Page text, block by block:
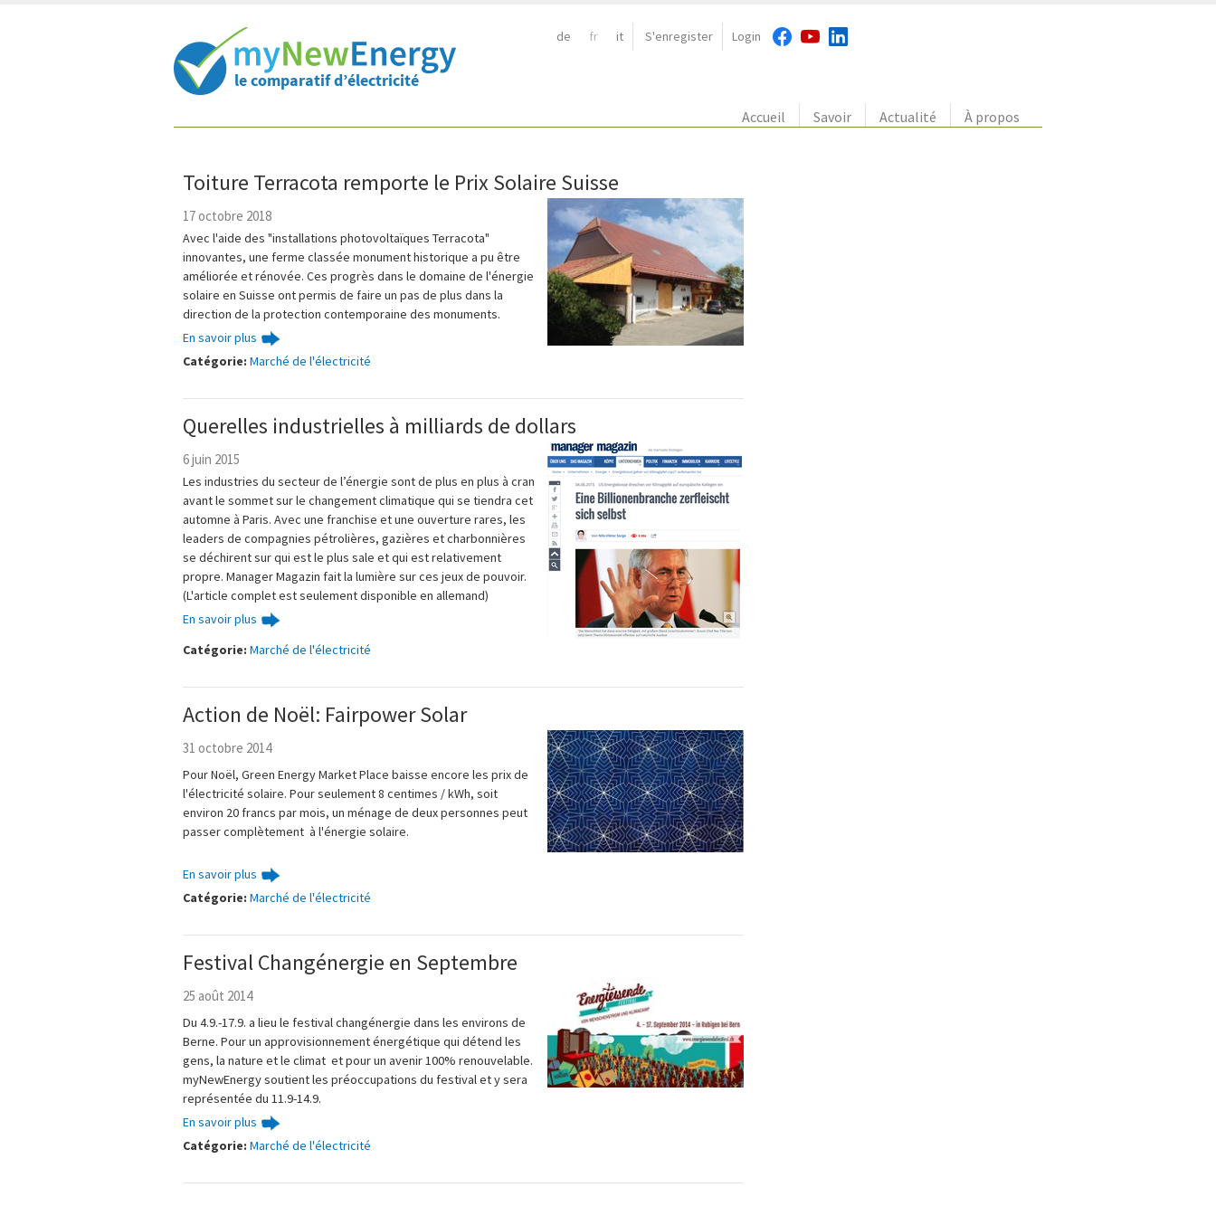
de fr it S'enregister Login
Accueil Savoir Actualité À propos
Toiture Terracota remporte le Prix Solaire Suisse
17 octobre 2018
Avec l'aide des "installations photovoltaïques Terracota"
innovantes, une ferme classée monument historique a pu être
améliorée et rénovée. Ces progrès dans le domaine de l'énergie
solaire en Suisse ont permis de faire un pas de plus dans la
direction de la protection contemporaine des monuments.
En savoir plus
Catégorie: Marché de l'électricité
Querelles industrielles à milliards de dollars
6 juin 2015
Les industries du secteur de l’énergie sont de plus en plus à cran
avant le sommet sur le changement climatique qui se tiendra cet
automne à Paris. Avec une franchise et une ouverture rares, les
leaders de compagnies pétrolières, gazières et charbonnières
se déchirent sur qui est le plus sale et qui est relativement
propre. Manager Magazin fait la lumière sur ces jeux de pouvoir.
(L'article complet est seulement disponible en allemand)
En savoir plus
Catégorie: Marché de l'électricité
Action de Noël: Fairpower Solar
31 octobre 2014
Pour Noël, Green Energy Market Place baisse encore les prix de
l'électricité solaire. Pour seulement 8 centimes / kWh, soit
environ 20 francs par mois, un ménage de deux personnes peut
passer complètement à l'énergie solaire.
En savoir plus
Catégorie: Marché de l'électricité
Festival Changénergie en Septembre
25 août 2014
Du 4.9.-17.9. a lieu le festival changénergie dans les environs de
Berne. Pour un approvisionnement énergétique qui détend les
gens, la nature etle climat et pour un avenir 100% renouvelable.
myNewEnergy soutient les préoccupations du festival et y sera
représentée du 11.9-14.9.
En savoir plus
Catégorie: Marché de l'électricité